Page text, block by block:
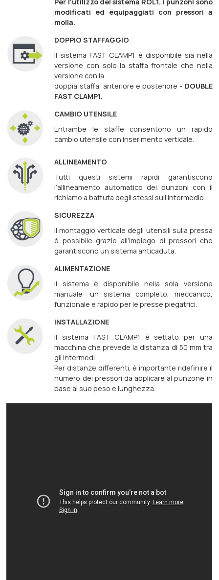
modificati ed equipaggiati con pressori a
molla.
DOPPIO STAFFAGGIO
Il sistema FAST CLAMP1 è disponibile sia nella
versione con solo la staffa frontale che nella
versione con la
doppia staffa, anteriore e posteriore - DOUBLE
FAST CLAMP1.
CAMBIO UTENSILE
Entrambe le staffe consentono un rapido
cambio utensile con inserimento verticale.
ALLINEAMENTO
Tutti questi sistemi rapidi garantiscono
l’allineamento automatico dei punzoni con il
richiamo a battuta degli stessi sull’intermedio.
SICUREZZA
Il montaggio verticale degli utensili sulla pressa
è possibile grazie all‘impiego di pressori che
garantiscono un sistema anticaduta.
ALIMENTAZIONE
Il sistema è disponibile nella sola versione
manuale: un sistema completo, meccanico,
funzionale e rapido per le presse piegatrici.
INSTALLAZIONE
Il sistema FAST CLAMP1 è settato per una
macchina che prevede la distanza di 50 mm tra
gli intermedi.
Per distanze differenti, è importante ridefinire il
numero dei pressori da applicare al punzone in
base al suo peso e lunghezza.